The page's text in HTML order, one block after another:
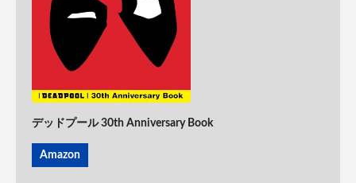
デッドプール 30th Anniversary Book
Amazon